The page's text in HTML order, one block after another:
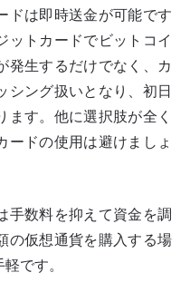
ドは即時送金が可能です
ットカードでビットコイ
発生するだけでなく、カ
シング扱いとなり、初日
す。他に選択肢が全く
ードの使用は避けましょ
手数料を抑えて資金を調
の仮想通貨を購入する場
です。